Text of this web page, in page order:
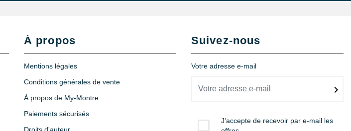
À propos
Mentions légales
Conditions générales de vente
À propos de My-Montre
Paiements sécurisés
Suivez-nous
Votre adresse e-mail
J'accepte de recevoir par e-mail les